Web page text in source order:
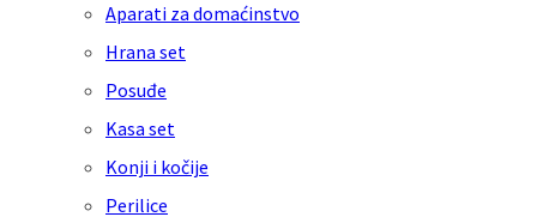
Aparati za domaćinstvo
Hrana set
Posuđe
Kasa set
Konji i kočije
Perilice